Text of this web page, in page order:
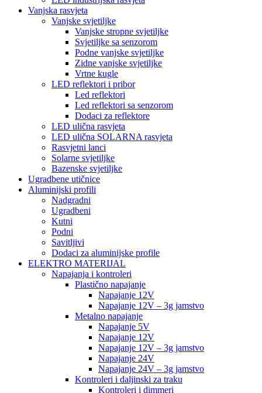
Vanjska rasvjeta
Vanjske svjetiljke
Vanjske stropne svjetiljke
Svjetiljke sa senzorom
Podne vanjske svjetiljke
Zidne vanjske svjetiljke
Vrtne kugle
LED reflektori i pribor
Led reflektori
Led reflektori sa senzorom
Dodaci za reflektore
LED ulična rasvjeta
LED ulična SOLARNA rasvjeta
Rasvjetni lanci
Solarne svjetiljke
Bazenske svjetiljke
Ugradbene utičnice
Aluminijski profili
Nadgradni
Ugradbeni
Kutni
Podni
Savitljivi
Dodaci za aluminijske profile
ELEKTRO MATERIJAL
Napajanja i kontroleri
Plastično napajanje
Napajanje 12V
Napajanje 12V – 3g jamstvo
Metalno napajanje
Napajanje 5V
Napajanje 12V
Napajanje 12V – 3g jamstvo
Napajanje 24V
Napajanje 24V – 3g jamstvo
Kontroleri i daljinski za traku
Kontroleri i dimmeri